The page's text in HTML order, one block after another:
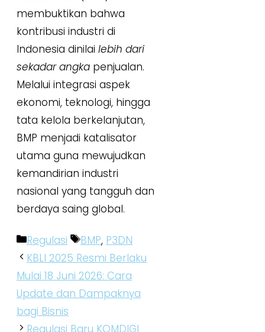
membuktikan bahwa
kontribusi industri di
Indonesia dinilai lebih dari
sekadar angka penjualan.
Melalui integrasi aspek
ekonomi, teknologi, hingga
tata kelola berkelanjutan,
BMP menjadi katalisator
utama guna mewujudkan
kemandirian industri
nasional yang tangguh dan
berdaya saing global.
Kategori
Regulasi Tag
BMP, P3DN
KBLI 2025 Resmi Berlaku
Mulai 18 Juni 2026: Cara
Update dan Dampaknya
bagi Bisnis